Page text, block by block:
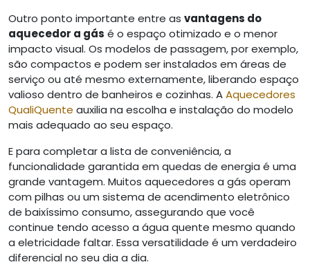
Outro ponto importante entre as vantagens do
aquecedor a gás é o espaço otimizado e o menor
impacto visual. Os modelos de passagem, por exemplo,
são compactos e podem ser instalados em áreas de
serviço ou até mesmo externamente, liberando espaço
valioso dentro de banheiros e cozinhas. AAquecedores
QualiQuente auxilia na escolha e instalação do modelo
mais adequado ao seu espaço.
E para completar a lista de conveniência, a
funcionalidade garantida em quedas de energia é uma
grande vantagem. Muitos aquecedores a gás operam
com pilhas ou um sistema de acendimento eletrônico
de baixíssimo consumo, assegurando que você
continue tendo acesso a água quente mesmo quando
a eletricidade faltar. Essa versatilidade é um verdadeiro
diferencial no seu dia a dia.